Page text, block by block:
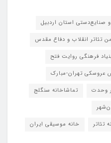
صنایع‌دستی استان اردبیل
تئاتر انقلاب و دفاع مقدس
فرهنگی روایت فتح
عروسکی تهران-مبارک
وحدت
تماشاخانه سنگلج
تئاتر
خانه موسیقی ایران